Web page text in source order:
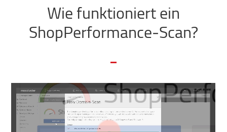
Wie funktioniert ein
ShopPerformance‑Scan?